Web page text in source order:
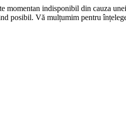
momentan indisponibil din cauza
posibil. Vă mulțumim pentru